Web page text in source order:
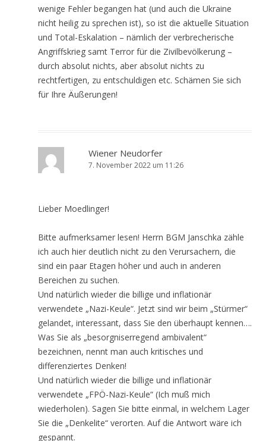
wenige Fehler begangen hat (und auch die Ukraine
nicht heilig zu sprechen ist), so ist die aktuelle Situation
und Total-Eskalation – nämlich der verbrecherische
Angriffskrieg samt Terror für die Zivilbevölkerung –
durch absolut nichts, aber absolut nichts zu
rechtfertigen, zu entschuldigen etc. Schämen Sie sich
für Ihre Äußerungen!
Wiener Neudorfer
7. November 2022 um 11:26
Lieber Moedlinger!
Bitte aufmerksamer lesen! Herrn BGM Janschka zähle
ich auch hier deutlich nicht zu den Verursachern, die
sind ein paar Etagen höher und auch in anderen
Bereichen zu suchen.
Und natürlich wieder die billige und inflationär
verwendete „Nazi-Keule“. Jetzt sind wir beim „Stürmer“
gelandet, interessant, dass Sie den überhaupt kennen….
Was Sie als „besorgniserregend ambivalent“
bezeichnen, nennt man auch kritisches und
differenziertes Denken!
Und natürlich wieder die billige und inflationär
verwendete „FPÖ-Nazi-Keule“ (Ich muß mich
wiederholen). Sagen Sie bitte einmal, in welchem Lager
Sie die „Denkelite“ verorten. Auf die Antwort wäre ich
gespannt.